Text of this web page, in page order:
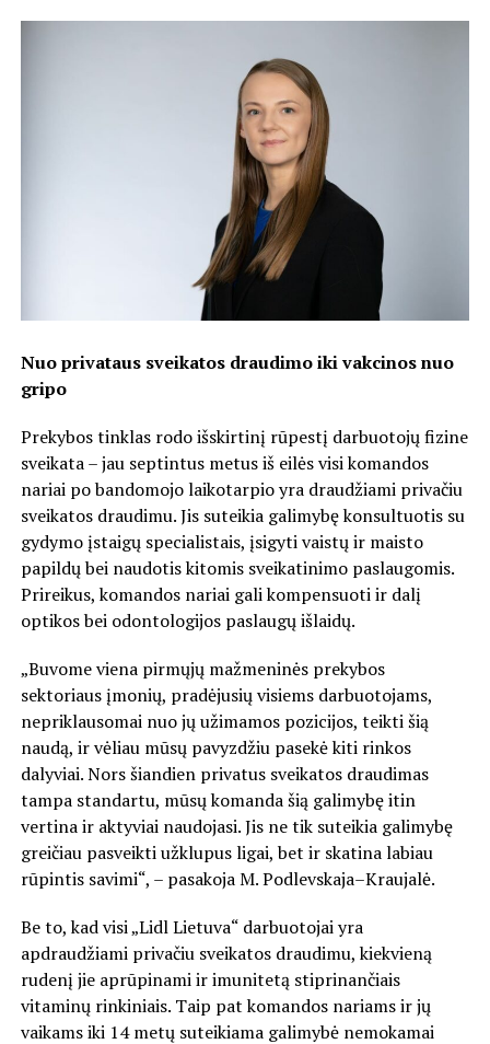
Nuo privataus sveikatos draudimo iki vakcinos nuo
gripo
Prekybos tinklas rodo išskirtinį rūpestį darbuotojų fizine
sveikata – jau septintus metus iš eilės visi komandos
nariai po bandomojo laikotarpio yra draudžiami privačiu
sveikatos draudimu. Jis suteikia galimybę konsultuotis su
gydymo įstaigų specialistais, įsigyti vaistų ir maisto
papildų bei naudotis kitomis sveikatinimo paslaugomis.
Prireikus, komandos nariai gali kompensuoti ir dalį
optikos bei odontologijos paslaugų išlaidų.
„Buvome viena pirmųjų mažmeninės prekybos
sektoriaus įmonių, pradėjusių visiems darbuotojams,
nepriklausomai nuo jų užimamos pozicijos, teikti šią
naudą, ir vėliau mūsų pavyzdžiu pasekė kiti rinkos
dalyviai. Nors šiandien privatus sveikatos draudimas
tampa standartu, mūsų komanda šią galimybę itin
vertina ir aktyviai naudojasi. Jis ne tik suteikia galimybę
greičiau pasveikti užklupus ligai, bet ir skatina labiau
rūpintis savimi“, – pasakoja M. Podlevskaja–Kraujalė.
Be to, kad visi „Lidl Lietuva“ darbuotojai yra
apdraudžiami privačiu sveikatos draudimu, kiekvieną
rudenį jie aprūpinami ir imunitetą stiprinančiais
vitaminų rinkiniais. Taip pat komandos nariams ir jų
vaikams iki 14 metų suteikiama galimybė nemokamai